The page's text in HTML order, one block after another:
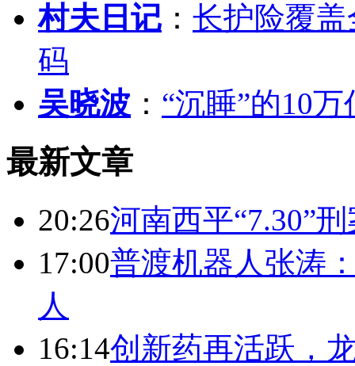
村夫日记 ： 长护险覆
码
吴晓波 ： “沉睡”的10
最新文章
20:26河南西平“7.30”
17:00普渡机器人张涛
人
16:14创新药再活跃，